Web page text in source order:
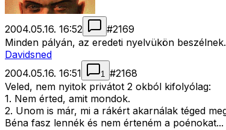
2004.05.16. 16:52 #2169
Minden pályán, az eredeti nyelvükön
Davidsned
2004.05.16. 16:51
1 #2168
Veled, nem nyitok privátot 2 okból kifolyólag:
1. Nem érted, amit mondok.
2. Unom is már, mi a rákért akarnálak téged
Béna fasz lennék és nem érteném a